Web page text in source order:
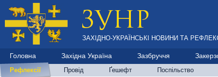
ЗАХІДНО-УКРАЇНСЬКІ НОВИНИ ТА
Головна Західна Україна Зазбруччя
Рефлексії Провід Ґешефт Поспільство